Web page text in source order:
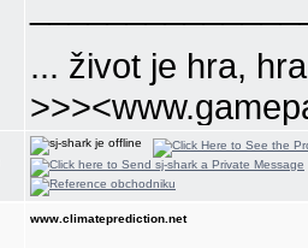
... život je hra,
nejlepsi a
www.climateprediction.net